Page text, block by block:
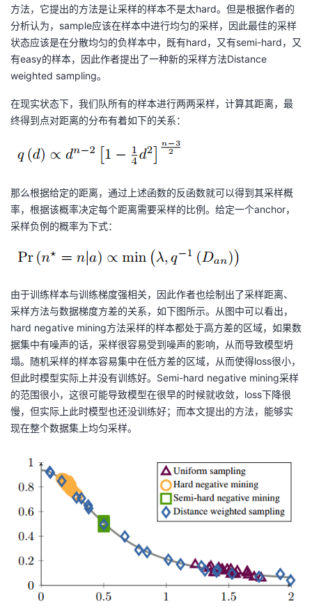
方法，它提出的方法是让采样的样本不是太hard。但是根据作者的
分析认为，sample应该在样本中进行均匀的采样，因此最佳的采样
状态应该是在分散均匀的负样本中，既有hard，又有semi-hard，又
有easy的样本，因此作者提出了一种新的采样方法Distance
weighted sampling。
在现实状态下，我们队所有的样本进行两两采样，计算其距离，最
终得到点对距离的分布有着如下的关系：
那么根据给定的距离，通过上述函数的反函数就可以得到其采样概
率，根据该概率决定每个距离需要采样的比例。给定一个anchor，
采样负例的概率为下式：
由于训练样本与训练梯度强相关，因此作者也绘制出了采样距离、
采样方法与数据梯度方差的关系，如下图所示。从图中可以看出，
hard negative mining方法采样的样本都处于高方差的区域，如果数
据集中有噪声的话，采样很容易受到噪声的影响，从而导致模型坍
塌。随机采样的样本容易集中在低方差的区域，从而使得loss很小，
但此时模型实际上并没有训练好。Semi-hard negative mining采样
的范围很小，这很可能导致模型在很早的时候就收敛，loss下降很
慢，但实际上此时模型也还没训练好；而本文提出的方法，能够实
现在整个数据集上均匀采样。